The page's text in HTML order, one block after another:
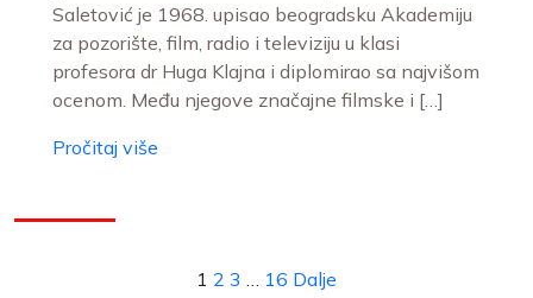
Saletović je 1968. upisao beogradsku Akademiju
za pozorište, film, radio i televiziju u klasi
profesora dr Huga Klajna i diplomirao sa najvišom
ocenom. Među njegove značajne filmske i […]
Pročitaj više
1 2 3 16 Dalje